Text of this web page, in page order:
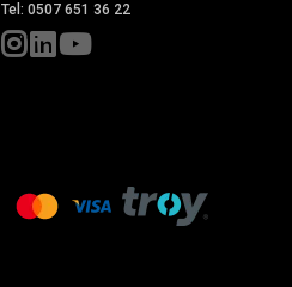
Tel: 0507 651 36 22